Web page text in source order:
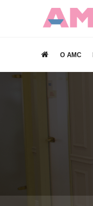
О AMC